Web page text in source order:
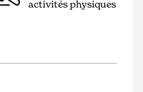
activités physiques